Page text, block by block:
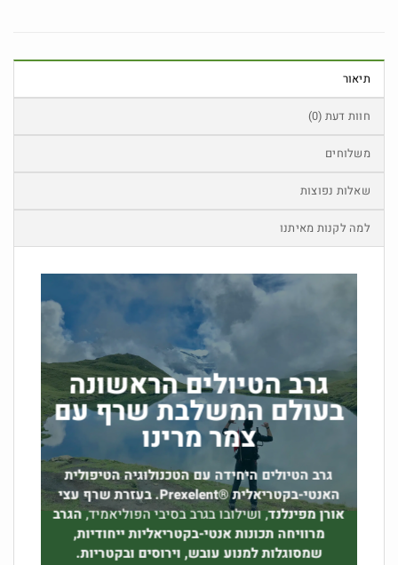
תיאור
חוות דעת (0)
משלוחים
שאלות נפוצות
למה לקנות מאיתנו
גרב הטיולים הראשונה
בעולם המשלבת שרף עם
צמר מרינו
גרב הטיולים היחידה עם הטכנולוגיה הטיפולית
האנטי-בקטריאלית ®Prexelent. בעזרת שרף עצי
אורן מפינלנד, ושילובו בגרב בסיבי הפוליאמיד,הגרב
מרוויחה תכונות אנטי-בקטריאליות ייחודיות,
שמסוגלות למנוע עובש, וירוסים ובקטריות.